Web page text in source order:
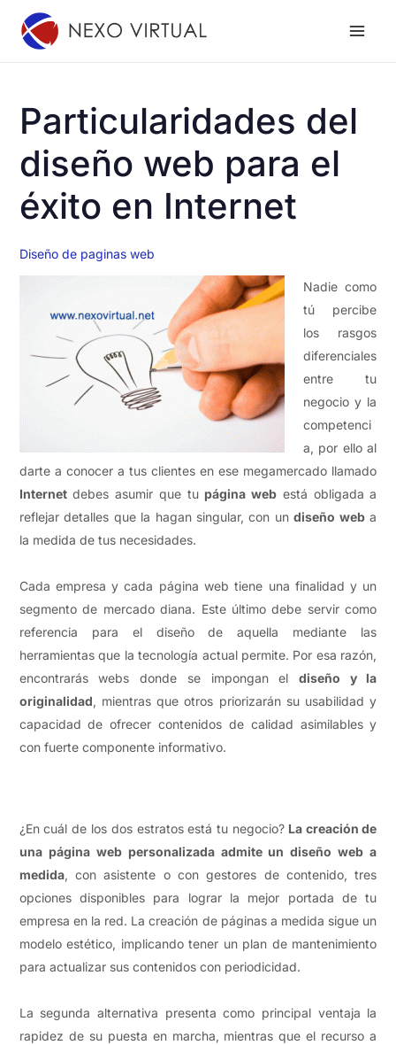
Particularidades del
diseño web para el
éxito en Internet
Diseño de paginas web
Nadie como
tú percibe
los rasgos
diferenciales
entre tu
negocio y la
competenci
a, por ello al
darte a conocer a tus clientes en ese megamercado llamado
Internetdebes asumir que tu página web está obligada a
reflejar detalles que la hagan singular, con undiseño weba
la medida de tus necesidades.
Cada empresa y cada página web tiene una finalidad y un
segmento de mercado diana. Este último debe servir como
referencia para el diseño de aquella mediante las
herramientas que la tecnología actual permite. Por esa razón,
encontrarás webs donde se impongan el diseño y la
originalidad, mientras que otros priorizarán su usabilidad y
capacidad de ofrecer contenidos de calidad asimilables y
con fuerte componente informativo.
¿En cuál de los dos estratos está tu negocio? La creación de
una página web personalizada admite un diseño web a
medida, con asistente o con gestores de contenido, tres
opciones disponibles para lograr la mejor portada de tu
empresa en la red. La creación de páginas a medida sigue un
modelo estético, implicando tener un plan de mantenimiento
para actualizar sus contenidos con periodicidad.
La segunda alternativa presenta como principal ventaja la
rapidez de su puesta en marcha, mientras que el recurso a